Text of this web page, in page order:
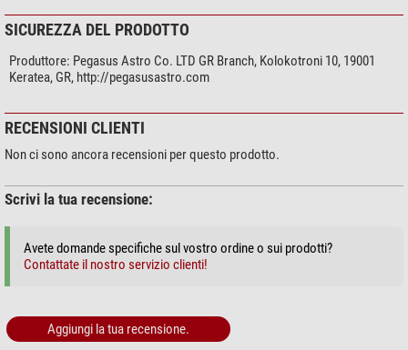
Lacerta Focus Motor
PegasusAstro Motor Focus Kit: No special cable is necessary. A regular
(straight) RJ45 to RJ45 cable (Ethernet or LAN cable) will work.
SICUREZZA DEL PRODOTTO
Produttore: Pegasus Astro Co. LTD GR Branch, Kolokotroni 10, 19001
Keratea, GR, http://pegasusastro.com
RECENSIONI CLIENTI
Non ci sono ancora recensioni per questo prodotto.
Scrivi la tua recensione:
Avete domande specifiche sul vostro ordine o sui prodotti?
Contattate il nostro servizio clienti!
Aggiungi la tua recensione.